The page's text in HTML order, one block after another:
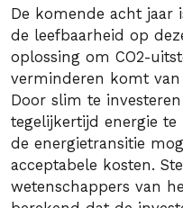
De komende acht jaar
de leefbaarheid op
oplossing om CO2-
verminderen komt
Door slim te
tegelijkertijd energie
de energietransitie
acceptabele kosten.
wetenschappers van